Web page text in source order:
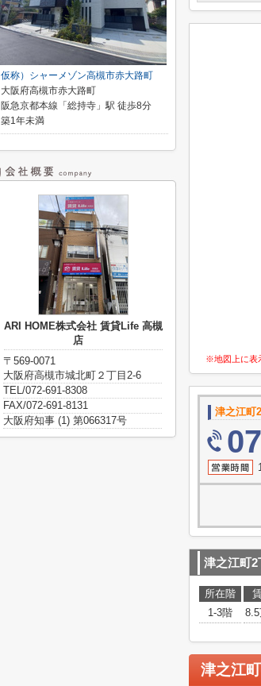
※地図上に表
津之江町
津之江町
所在階
1-3階
8.5
津之江
仮称）シャーメゾン高槻市赤大路町
大阪府高槻市赤大路町
阪急京都本線「総持寺」駅 徒歩8分
築1年未満
ARI HOME株式会社 賃貸Life 高槻
店
〒569-0071
大阪府高槻市城北町２丁目2-6
TEL/072-691-8308
FAX/072-691-8131
大阪府知事 (1) 第066317号